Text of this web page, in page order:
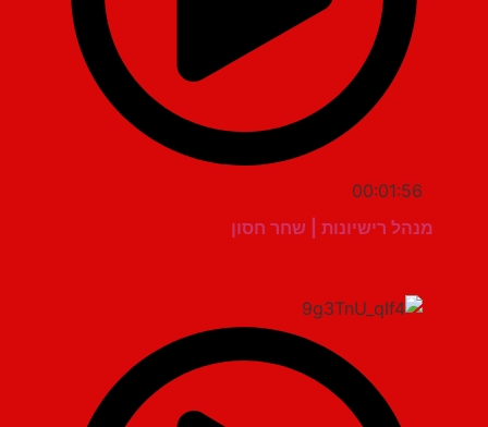
00:01:56
מנהל רישיונות | שחר חסון